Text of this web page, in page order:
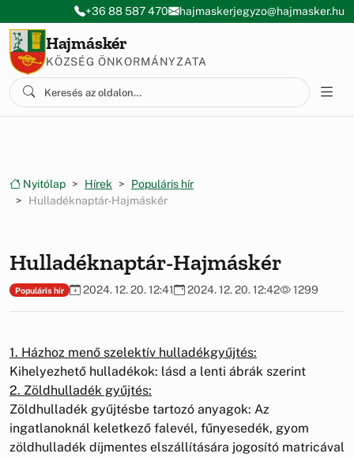
Ugrás a menüre
Ugrás a tartalomra
+36 88 587 470 hajmaskerjegyzo@hajmasker.hu
Hajmáskér
KÖZSÉG ÖNKORMÁNYZATA
Nyitólap Hírek
Populáris hír
Hulladéknaptár-Hajmáskér
Hulladéknaptár-Hajmáskér
Populáris hír 2024. 12. 20. 12:41 2024. 12. 20. 12:42 1299
1. Házhoz menő szelektív hulladékgyűjtés:
Kihelyezhető hulladékok: lásd a lenti ábrák szerint
2. Zöldhulladék gyűjtés:
Zöldhulladék gyűjtésbe tartozó anyagok: Az
ingatlanoknál keletkező falevél, fűnyesedék, gyom
zöldhulladék díjmentes elszállítására jogosító matricával